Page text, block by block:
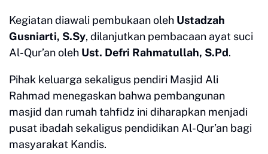
Kegiatan diawali pembukaan oleh Ustadzah
Gusniarti, S.Sy, dilanjutkan pembacaan ayat suci
Al-Qur’an oleh Ust. Defri Rahmatullah, S.Pd.
Pihak keluarga sekaligus pendiri Masjid Ali
Rahmad menegaskan bahwa pembangunan
masjid dan rumah tahfidz ini diharapkan menjadi
pusat ibadah sekaligus pendidikan Al-Qur’an bagi
masyarakat Kandis.